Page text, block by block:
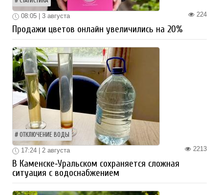
224
08:05 | 3 августа
Продажи цветов онлайн увеличились на 20%
ОТКЛЮЧЕНИЕ ВОДЫ
2213
17:24 | 2 августа
В Каменске‑Уральском сохраняется сложная
ситуация с водоснабжением